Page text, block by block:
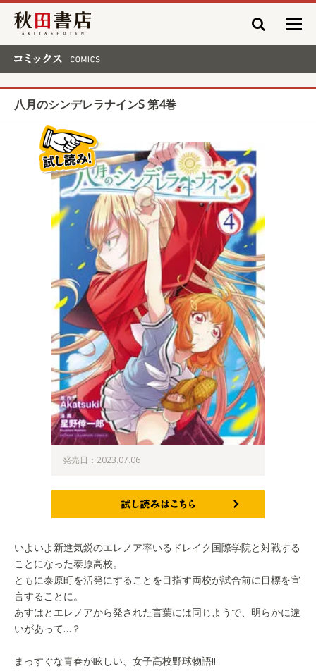
秋田書店
八月のシンデレラナインS 第4巻
発売日：2023.07.06
いよいよ新進気鋭のエレノア率いるドレイク国際学院と対戦する
ことになった泰原高校。
ともに泰原町を活発にすることを目指す両校が試合前に目標を宣
言することに。
あすはとエレノアから発された言葉には同じようで、明らかに違
いがあって…？
まっすぐな青春が眩しい、女子高校野球物語!!